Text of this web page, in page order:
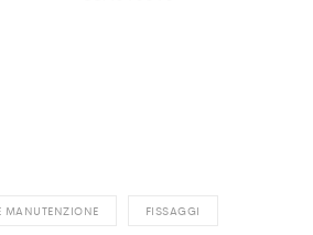
MANUTENZIONE FISSAGGI